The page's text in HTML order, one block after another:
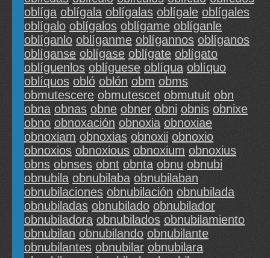
oblíga oblígala oblígalas oblígale oblígales
oblígalo oblígalos oblígame oblíganle
oblíganlo oblíganme oblígannos oblíganos
oblíganse oblígase oblígate oblígato
oblíguenlos oblíguese oblíqua oblíquo
oblíquos obló oblón obm obms
obmutescere obmutescet obmutuit obn
obna obnas obne obner obni obnis obnixe
obno obnoxación obnoxia obnoxiae
obnoxiam obnoxias obnoxii obnoxio
obnoxios obnoxious obnoxium obnoxius
obns obnses obnt obnta obnu obnubi
obnubila obnubilaba obnubilaban
obnubilaciones obnubilación obnubilada
obnubiladas obnubilado obnubilador
obnubiladora obnubilados obnubilamiento
obnubilan obnubilando obnubilante
obnubilantes obnubilar obnubilara